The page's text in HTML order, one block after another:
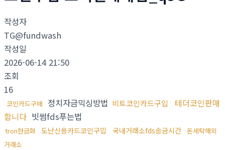
작성자
TG@fundwash
작성일
2026-06-14 21:50
조회
16
코인카드구매 정치자금믹싱방법 비트코인카드구입
테더코인판매
합니다 빗썸fds푸는법
tron현금화 도난신용카드코인구입 국내거래소fds송금시간 돈세탁해외
거래소